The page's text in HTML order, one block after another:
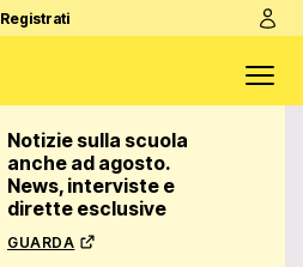
Registrati
Notizie sulla scuola
anche ad agosto.
News, interviste e
dirette esclusive
guarda